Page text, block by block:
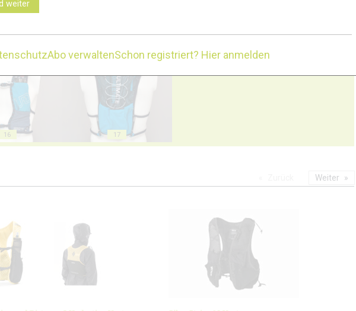
16 17
Weiter
weiter
Abo verwaltenSchon registriert? Hier anmelden